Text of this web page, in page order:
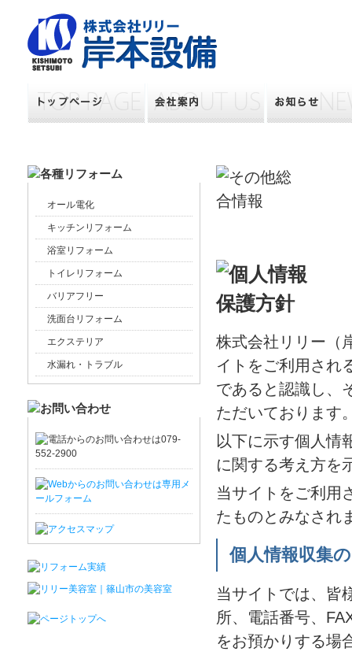
株式会社リリー（
イトをご利用され
であると認識し、
ただいております
以下に示す個人情
に関する考え方を
当サイトをご利用
たものとみなされ
個人情報収集
当サイトでは、皆
所、電話番号、
をお預かりする場
オール電化
キッチンリフォーム
浴室リフォーム
トイレリフォーム
バリアフリー
洗面台リフォーム
エクステリア
水漏れ・トラブル